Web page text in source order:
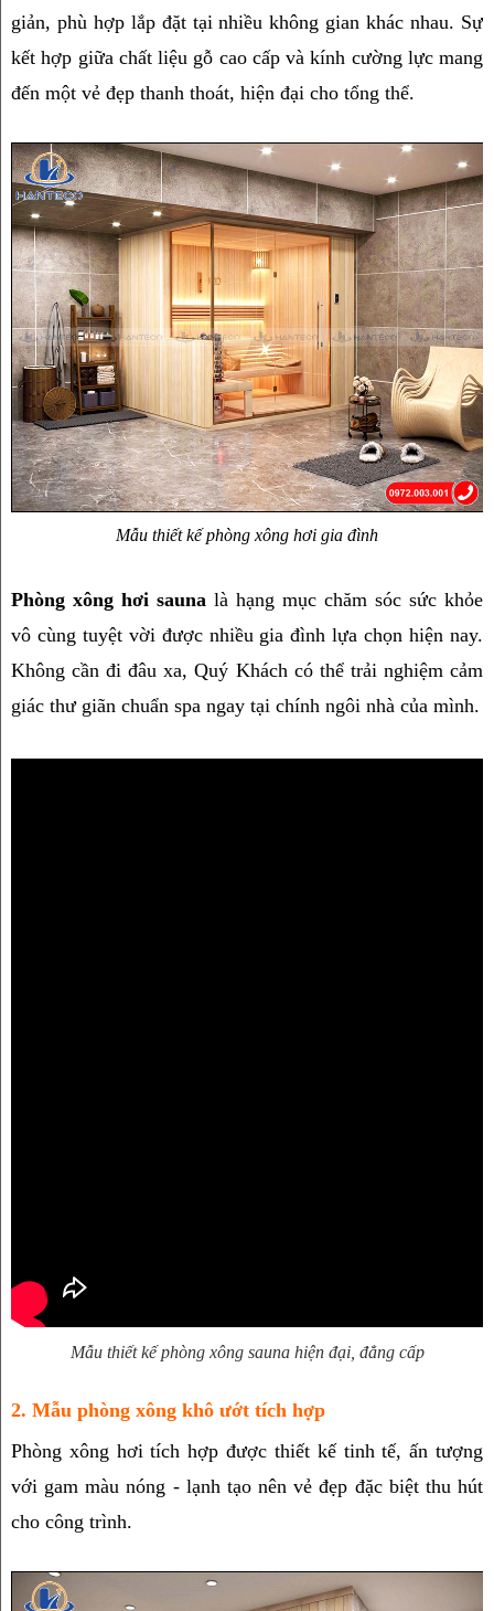
giản, phù hợp lắp đặt tại nhiều không gian khác nhau. Sự
kết hợp giữa chất liệu gỗ cao cấp và kính cường lực mang
đến một vẻ đẹp thanh thoát, hiện đại cho tổng thể.
Mẫu thiết kế phòng xông hơi gia đình
Phòng xông hơi sauna là hạng mục chăm sóc sức khỏe
vô cùng tuyệt vời được nhiều gia đình lựa chọn hiện nay.
Không cần đi đâu xa, Quý Khách có thể trải nghiệm cảm
giác thư giãn chuẩn spa ngay tại chính ngôi nhà của mình.
Mẫu thiết kế phòng xông sauna hiện đại, đẳng cấp
2. Mẫu phòng xông khô ướt tích hợp
Phòng xông hơi tích hợp được thiết kế tinh tế, ấn tượng
với gam màu nóng - lạnh tạo nên vẻ đẹp đặc biệt thu hút
cho công trình.